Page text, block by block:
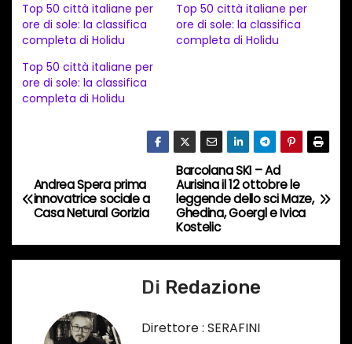
a
m
e
n
n
c
o
r
s
Top 50 città italiane per
ore di sole: la classifica
completa di Holidu
Top 50 città italiane per
ore di sole: la classifica
completa di Holidu
Top 50 città italiane per
ore di sole: la classifica
completa di Holidu
N
a
v
Barcolana SKI – Ad
Aurisina il 12 ottobre le
leggende dello sci Maze,
Ghedina, Goergl e Ivica
Kostelic
Andrea Spera prima
innovatrice sociale a
Casa Netural Gorizia
Di Redazione
Direttore : SERAFINI